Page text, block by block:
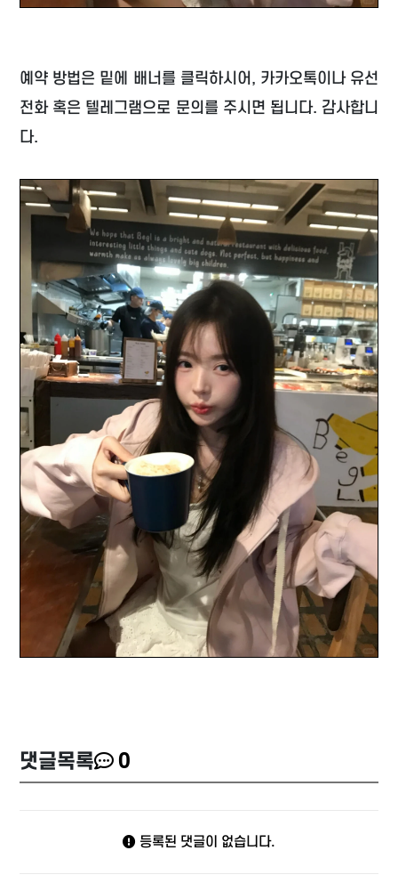
예약 방법은 밑에 배너를 클릭하시어, 카카오톡이나 유선
전화 혹은 텔레그램으로 문의를 주시면 됩니다. 감사합니
다.
댓글목록 0
등록된 댓글이 없습니다.